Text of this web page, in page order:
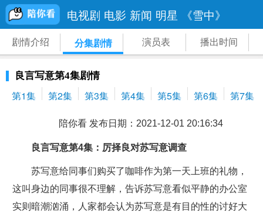
电视剧 电影 新闻 明星 《雪中》
剧情介绍 分集剧情 演员表 播出时间
良言写意第4集剧情
第1集 第2集 第3集 第4集 第5集 第6集 第7集
陪你看 发布日期：2021-12-01 20:16:34
良言写意第4集：厉择良对苏写意调查
苏写意给同事们购买了咖啡作为第一天上班的礼物，
这叫身边的同事很不理解，告诉苏写意看似平静的办公室
实则暗潮汹涌，人家都会认为苏写意是有目的性的讨好大